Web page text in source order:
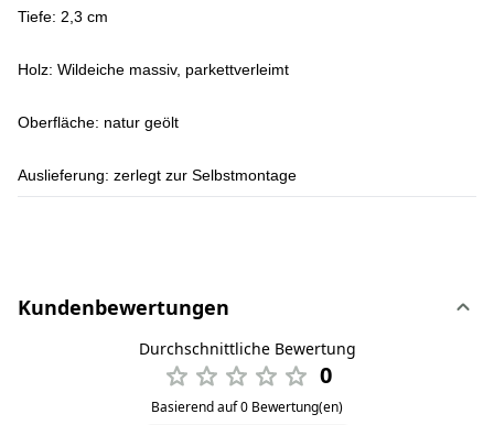
Tiefe: 2,3 cm
Holz: Wildeiche massiv, parkettverleimt
Oberfläche: natur geölt
Auslieferung: zerlegt zur Selbstmontage
Kundenbewertungen
Durchschnittliche Bewertung
0
Basierend auf 0 Bewertung(en)